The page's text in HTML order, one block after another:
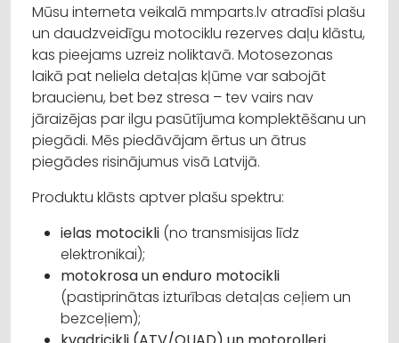
Mūsu interneta veikalā mmparts.lv atradīsi plašu
un daudzveidīgu motociklu rezerves daļu klāstu,
kas pieejams uzreiz noliktavā. Motosezonas
laikā pat neliela detaļas kļūme var sabojāt
braucienu, bet bez stresa – tev vairs nav
jāraizējas par ilgu pasūtījuma komplektēšanu un
piegādi. Mēs piedāvājam ērtus un ātrus
piegādes risinājumus visā Latvijā.
Produktu klāsts aptver plašu spektru:
ielas motocikli (no transmisijas līdz
elektronikai);
motokrosa un enduro motocikli
(pastiprinātas izturības detaļas ceļiem un
bezceļiem);